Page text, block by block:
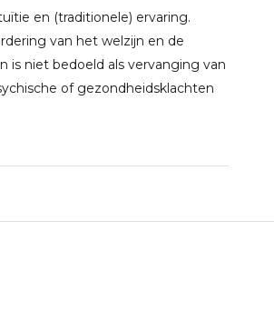
en (traditionele) ervaring.
van het welzijn en de
is niet bedoeld als vervanging van
of gezondheidsklachten